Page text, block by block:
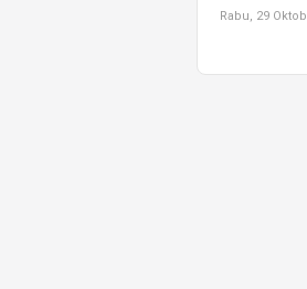
Rabu, 29